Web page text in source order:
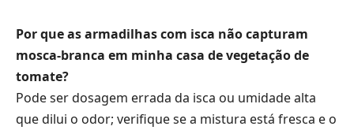
Por que as armadilhas com isca não capturam
mosca-branca em minha casa de vegetação de
tomate?
Pode ser dosagem errada da isca ou umidade alta
que dilui o odor; verifique se a mistura está fresca e o